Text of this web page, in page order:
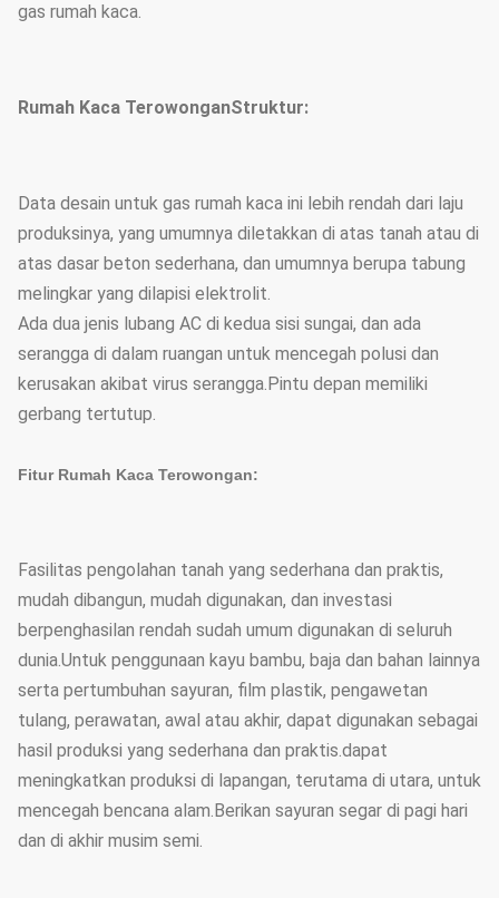
gas rumah kaca.
Rumah Kaca TerowonganStruktur:
Data desain untuk gas rumah kaca ini lebih rendah dari laju
produksinya, yang umumnya diletakkan di atas tanah atau di
atas dasar beton sederhana, dan umumnya berupa tabung
melingkar yang dilapisi elektrolit.
Ada dua jenis lubang AC di kedua sisi sungai, dan ada
serangga di dalam ruangan untuk mencegah polusi dan
kerusakan akibat virus serangga.Pintu depan memiliki
gerbang tertutup.
Fitur Rumah Kaca Terowongan:
Fasilitas pengolahan tanah yang sederhana dan praktis,
mudah dibangun, mudah digunakan, dan investasi
berpenghasilan rendah sudah umum digunakan di seluruh
dunia.Untuk penggunaan kayu bambu, baja dan bahan lainnya
serta pertumbuhan sayuran, film plastik, pengawetan
tulang, perawatan, awal atau akhir, dapat digunakan sebagai
hasil produksi yang sederhana dan praktis.dapat
meningkatkan produksi di lapangan, terutama di utara, untuk
mencegah bencana alam.Berikan sayuran segar di pagi hari
dan di akhir musim semi.